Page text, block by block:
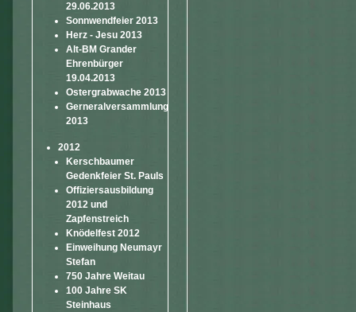
29.06.2013
Sonnwendfeier 2013
Herz - Jesu 2013
Alt-BM Grander
Ehrenbürger
19.04.2013
Ostergrabwache 2013
Gerneralversammlung
2013
2012
Kerschbaumer
Gedenkfeier St. Pauls
Offiziersausbildung
2012 und
Zapfenstreich
Knödelfest 2012
Einweihung Neumayr
Stefan
750 Jahre Weitau
100 Jahre SK
Steinhaus